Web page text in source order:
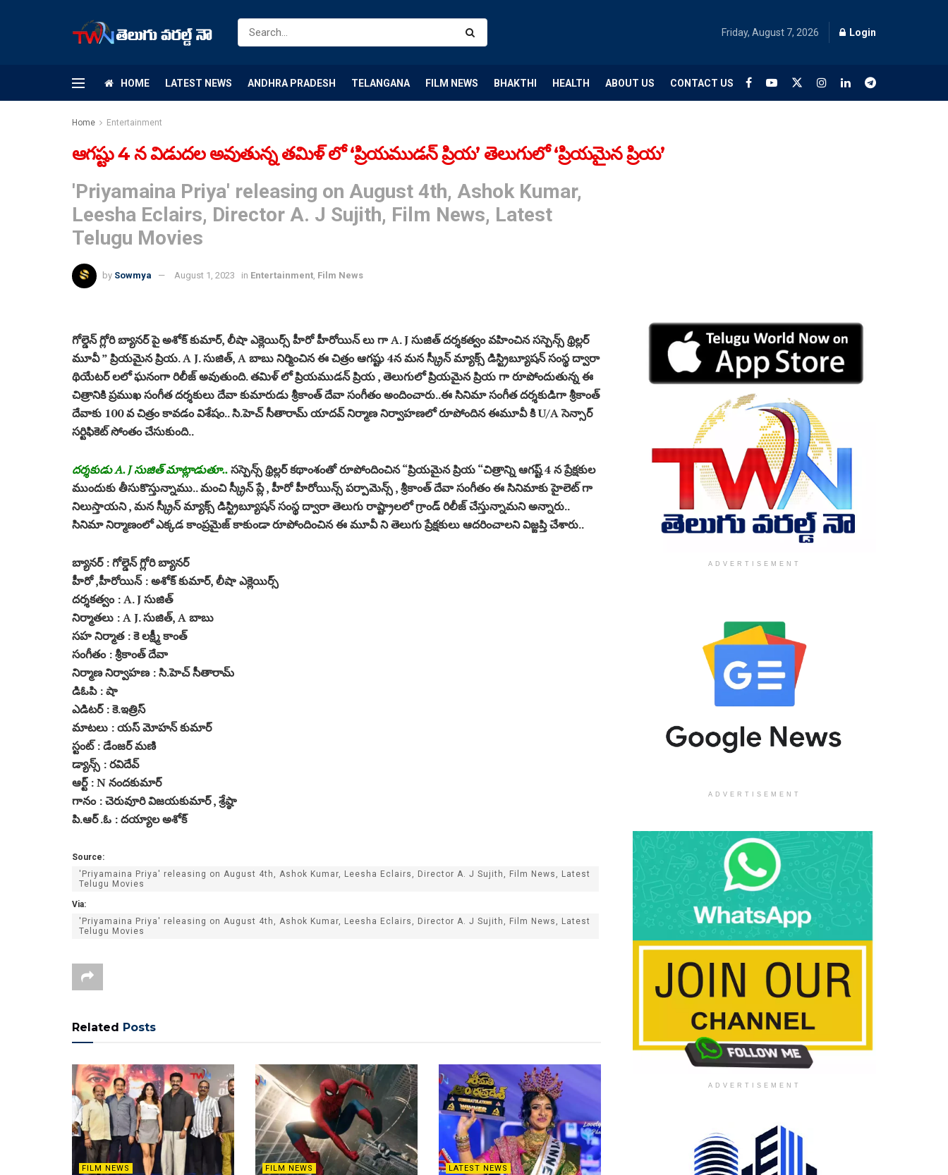
Friday, August 7, 2026 Login
HOME LATEST NEWS ANDHRA PRADESH TELANGANA FILM NEWS BHAKTHI HEALTH ABOUT US CONTACT US
Home Entertainment
ఆగష్టు 4 న విడుదల అవుతున్న తమిళ్ లో ‘ప్రియముడన్ ప్రియ’ తెలుగులో ‘ప్రియమైన ప్రియ’
'Priyamaina Priya' releasing on August 4th, Ashok Kumar,
Leesha Eclairs, Director A. J Sujith, Film News, Latest
Telugu Movies
by Sowmya August 1, 2023 in Entertainment, Film News
గోల్డెన్ గ్లోరి బ్యానర్ పై అశోక్ కుమార్, లీషా ఎక్లెయిర్స్ హీరో హీరోయిన్ లు గా A. J సుజిత్ దర్శకత్వం వహించిన సస్పెన్స్ థ్రిల్లర్
మూవీ ” ప్రియమైన ప్రియ. A J. సుజిత్, A బాబు నిర్మించిన ఈ చిత్రం ఆగష్టు 4న మన స్క్రీన్ మ్యాక్స్ డిస్ట్రిబ్యూషన్ సంస్థ ద్వారా
థియేటర్ లలో ఘనంగా రిలీజ్ అవుతుంది. తమిళ్ లో ప్రియముడన్ ప్రియ , తెలుగులో ప్రియమైన ప్రియ గా రూపోందుతున్న ఈ
చిత్రానికి ప్రముఖ సంగీత దర్శకులు దేవా కుమారుడు శ్రీకాంత్ దేవా సంగీతం అందించారు..ఈ సినిమా సంగీత దర్శకుడిగా శ్రీకాంత్‌
దేవాకు 100 వ చిత్రం కావడం విశేషం.. సి.హెచ్‌ సీతారామ్ యాదవ్ నిర్మాణ నిర్వాహణలో రూపోందిన ఈమూవీ కి U/A సెన్సార్
సర్టిఫికెట్ సోంతం చేసుకుంది..
దర్శకుడు A. J సుజిత్ మాట్లాడుతూ..సస్పెన్స్ థ్రిల్లర్ కథాంశంతో రూపోందించిన “ప్రియమైన ప్రియ “చిత్రాన్ని ఆగష్ట్ 4 న ప్రేక్షకుల
ముందుకు తీసుకొస్తున్నాము.. మంచి స్క్రీన్ ప్లే , హీరో హీరోయిన్స్ పర్పామెన్స్ , శ్రీకాంత్ దేవా సంగీతం ఈ సినిమాకు హైలెట్ గా
నిలుస్తాయని , మన స్క్రీన్ మ్యాక్స్ డిస్ట్రిబ్యూషన్ సంస్థ ద్వారా తెలుగు రాష్ట్రాలలో గ్రాండ్ రిలీజ్ చేస్తున్నామని అన్నారు..
సినిమా నిర్మాణంలో ఎక్కడ కాంప్రమైజ్ కాకుండా రూపోందించిన ఈ మూవీ ని తెలుగు ప్రేక్షకులు ఆదరించాలని విజ్ఙప్తి చేశారు..
బ్యానర్ : గోల్డెన్ గ్లోరి బ్యానర్
హీరో ,హీరోయిన్ : అశోక్ కుమార్, లీషా ఎక్లెయిర్స్
దర్శకత్వం : A. J సుజిత్
నిర్మాతలు : A J. సుజిత్, A బాబు
సహ నిర్మాత : కె లక్ష్మీ కాంత్
సంగీతం : శ్రీకాంత్‌ దేవా
నిర్మాణ నిర్వాహణ : సి.హెచ్‌ సీతారామ్
డిఓపి : షా
ఎడిటర్ : కె.ఇత్రిస్
మాటలు : యస్ మోహన్ కుమార్
స్టంట్ : డేంజర్ మణి
డ్యాన్స్ : రవిదేవ్
ఆర్ట్ : N నందకుమార్
గానం : చెరువూరి విజయకుమార్ , శ్రేష్ఠా
పి.ఆర్ .ఓ : దయ్యాల అశోక్
Source:
'Priyamaina Priya' releasing on August 4th, Ashok Kumar, Leesha Eclairs, Director A. J Sujith, Film News, Latest
Telugu Movies
Via:
'Priyamaina Priya' releasing on August 4th, Ashok Kumar, Leesha Eclairs, Director A. J Sujith, Film News, Latest
Telugu Movies
Related Posts
FILM NEWS FILM NEWS LATEST NEWS
ADVERTISEMENT
ADVERTISEMENT
ADVERTISEMENT